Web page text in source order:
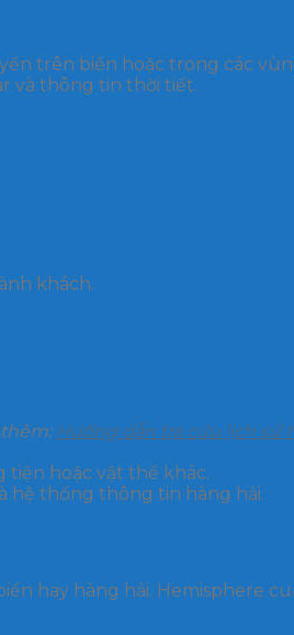
trên biển hoặc trong các
và thông tin thời tiết.
khách.
Hướng dẫn tra cứu lịch
tiện hoặc vật thể khác.
hệ thống thông tin hàng hải.
hay hàng hải. Hemisphere